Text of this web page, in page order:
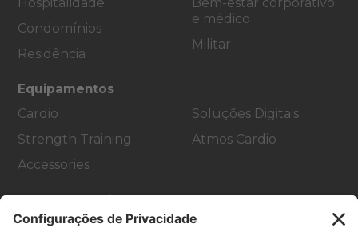
Condomínios
Residência
e médico
Militar
Equipamentos
Cardio
Strength Training
Accessories
Soluções Digitais
Atmos Cardio
Suporte ao Cliente
Design de academia